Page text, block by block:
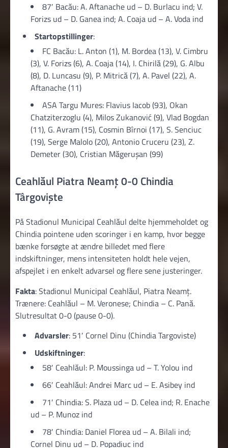
87′ Bacău: A. Aftanache ud – D. Burlacu ind; V.
Forizs ud – D. Ganea ind; A. Coaja ud – A. Voda ind
Startopstillinger:
FC Bacău: L. Anton (1), M. Bordea (13), V. Cimbru
(3), V. Forizs (6), A. Coaja (14), I. Chirilă (29), G. Albu
(8), D. Luncasu (9), P. Mitrică (7), A. Pavel (22), A.
Aftanache (11)
ASA Targu Mures: Flavius Iacob (93), Okan
Chatziterzoglu (4), Milos Zukanović (9), Vlad Bogdan
(11), G. Avram (15), Cosmin Bîrnoi (17), S. Senciuc
(19), Serge Malolo (20), Antonio Cruceru (23), Z.
Demeter (30), Cristian Măgerușan (99)
Ceahlăul Piatra Neamţ 0-0 Chindia
Târgoviște
På Stadionul Municipal Ceahlăul delte hjemmeholdet og
Chindia pointene uden scoringer i en kamp, hvor begge
bænke forsøgte at ændre billedet med flere
indskiftninger, mens intensiteten holdt hele vejen,
afspejlet i en enkelt advarsel og flere sene justeringer.
Fakta: Stadionul Municipal Ceahlăul, Piatra Neamţ.
Trænere: Ceahlăul – M. Veronese; Chindia – C. Pană.
Slutresultat 0-0 (pause 0-0).
Advarsler: 51′ Cornel Dinu (Chindia Targoviste)
Udskiftninger:
58′ Ceahlăul: P. Moussinga ud – T. Yolou ind
66′ Ceahlăul: Andrei Marc ud – E. Asibey ind
71′ Chindia: S. Plaza ud – D. Celea ind; R. Enache
ud – P. Munoz ind
78′ Chindia: Daniel Florea ud – A. Bilali ind;
Cornel Dinu ud – D. Popadiuc ind